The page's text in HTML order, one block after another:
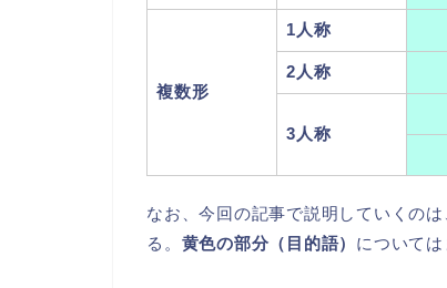
複数形
1人称
2人称
3人称
なお、今回の記事で説明していくのは
る。 黄色の部分（目的語） については